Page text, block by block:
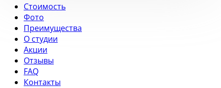
Стоимость
Фото
Преимущества
О студии
Акции
Отзывы
FAQ
Контакты